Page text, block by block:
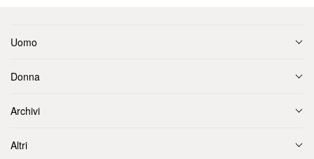
Uomo
Donna
Archivi
Altri